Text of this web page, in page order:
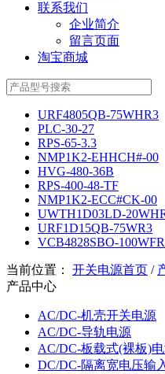
联系我们
企业简介
留言页面
淘宝商城
URF4805QB-75WHR3
PLC-30-27
RPS-65-3.3
NMP1K2-EHHCH#-00
HVG-480-36B
RPS-400-48-TF
NMP1K2-ECC#CK-00
UWTH1D03LD-
URF1D15QB-75WR3
VCB4828SBO-
当前位置： 开关电源首页 /
产品中心
AC/DC-机壳开关电源
AC/DC-导轨电源
AC/DC-板载式(裸板)
DC/DC-隔离宽电压输